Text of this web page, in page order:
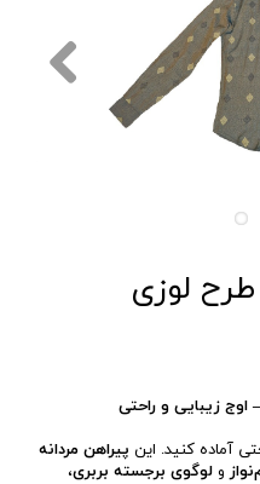
طرح لوزی
اوج زیبایی و راحتی
آماده کنید. این پیراهن مردانه
ولوگوی برجسته بربری،